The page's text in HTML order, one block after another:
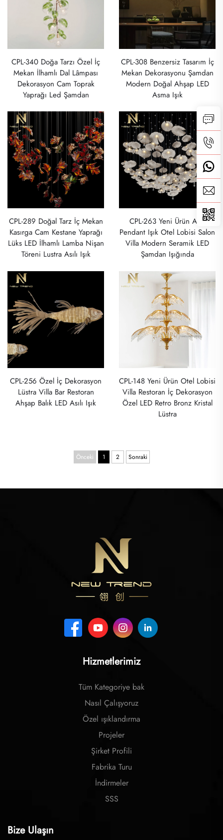
CPL-340 Doğa Tarzı Özel İç
Mekan İlhamlı Dal Lâmpası
Dekorasyon Cam Toprak
Yaprağı Led Şamdan
CPL-308 Benzersiz Tasarım İç
Mekan Dekorasyonu Şamdan
Modern Doğal Ahşap LED
Asma Işık
CPL-289 Doğal Tarz İç Mekan
Kasırga Cam Kestane Yaprağı
Lüks LED İlhamlı Lamba Nişan
Töreni Lustra Asılı Işık
CPL-263 Yeni Ürün Asılı
Pendant Işık Otel Lobisi Salon
Villa Modern Seramik LED
Şamdan Işığında
CPL-256 Özel İç Dekorasyon
Lüstra Villa Bar Restoran
Ahşap Balık LED Asılı Işık
CPL-148 Yeni Ürün Otel Lobisi
Villa Restoran İç Dekorasyon
Özel LED Retro Bronz Kristal
Lüstra
Önceki 1 2 Sonraki
Hizmetlerimiz
Tüm Kategoriye bak
Nasıl Çalışyoruz
Özel ışıklandırma
Projeler
Şirket Profili
Fabrika Turu
İndirmeler
SSS
Bize Ulaşın